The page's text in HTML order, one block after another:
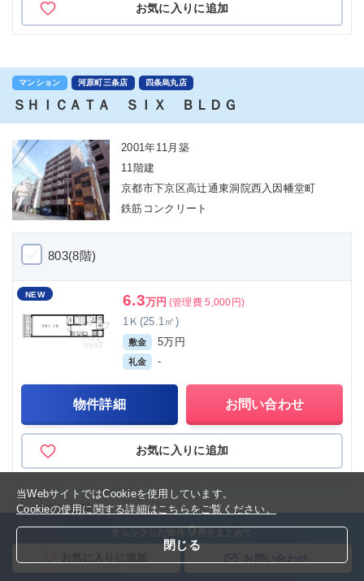
チェックした物件 0件をまとめて
お気に入りに追加
マンション 河原町三条店 四条烏丸店
ＳＨＩＣＡＴＡ ＳＩＸ ＢＬＤＧ
2001年11月築
11階建
京都市下京区高辻通東洞院西入因幡堂町
鉄筋コンクリート
803(8階)
NEW 6.3万円 (管理費 5,000円)
1Ｋ(25.1㎡)
敷金 5万円
礼金 -
物件詳細 お問い合わせ
お気に入りに追加
802(8階)
(管理費 7,000円)
1Ｋ(25.1㎡)
当WebサイトではCookieを使用しています。
Cookieの使用に関する詳細はこちらをご覧ください。
閉じる